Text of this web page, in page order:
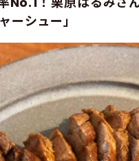
ーシュー」